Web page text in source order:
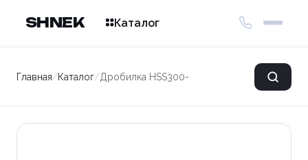
SHNEK Каталог
Главная/Каталог/Дробилка HSS300-AF